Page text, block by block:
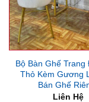
Bộ Bàn Ghế Trang
Thỏ Kèm Gương
Bán Ghế
Liên Hệ